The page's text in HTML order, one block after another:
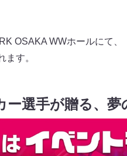
OSAKA WWホールにて
ます。
ー選手が贈る、夢